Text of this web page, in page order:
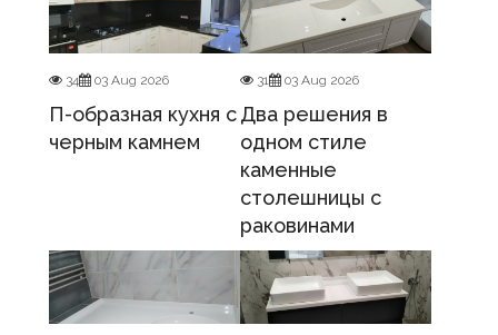
34 03 Aug 2026
П-образная кухня с
черным камнем
31 03 Aug 2026
Два решения в
одном стиле
каменные
столешницы с
раковинами